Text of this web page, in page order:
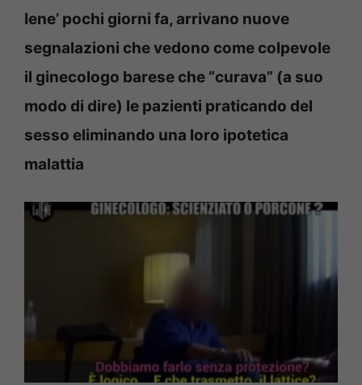
Iene’ pochi giorni fa, arrivano nuove
segnalazioni che vedono come colpevole
il ginecologo barese che “curava” (a suo
modo di dire) le pazienti praticando del
sesso eliminando una loro ipotetica
malattia